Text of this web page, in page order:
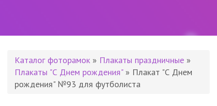
Каталог фоторамок » Плакаты праздничные »
Плакаты "С Днем рождения"» Плакат "С Днем
рождения" №93 для футболиста